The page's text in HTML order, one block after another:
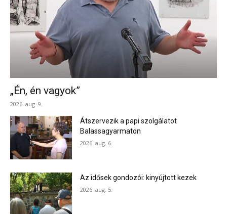
„Én, én vagyok”
2026. aug. 9.
Átszervezik a papi szolgálatot
Balassagyarmaton
2026. aug. 6.
Az idősek gondozói: kinyújtott kezek
2026. aug. 5.